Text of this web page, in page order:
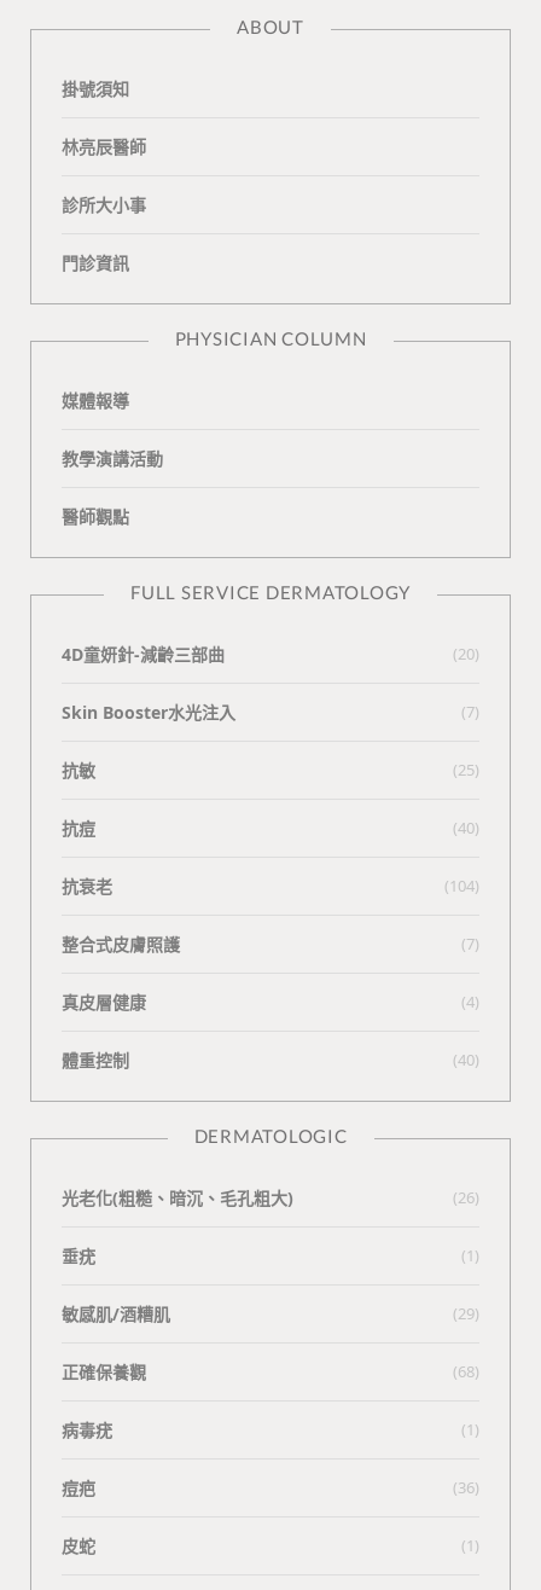
n
e
ABOUT
掛號須知
林亮辰醫師
診所大小事
門診資訊
PHYSICIAN COLUMN
媒體報導
教學演講活動
醫師觀點
FULL SERVICE DERMATOLOGY
4D童妍針-減齡三部曲 (20)
Skin Booster水光注入 (7)
抗敏 (25)
抗痘 (40)
抗衰老 (104)
整合式皮膚照護 (7)
真皮層健康 (4)
體重控制 (40)
DERMATOLOGIC
光老化(粗糙、暗沉、毛孔粗大) (26)
垂疣 (1)
敏感肌/酒糟肌 (29)
正確保養觀 (68)
病毒疣 (1)
痘疤 (36)
皮蛇 (1)